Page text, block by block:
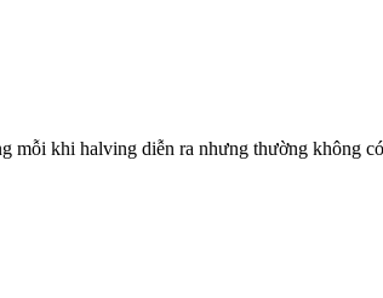
khi halving diễn ra nhưng thường không